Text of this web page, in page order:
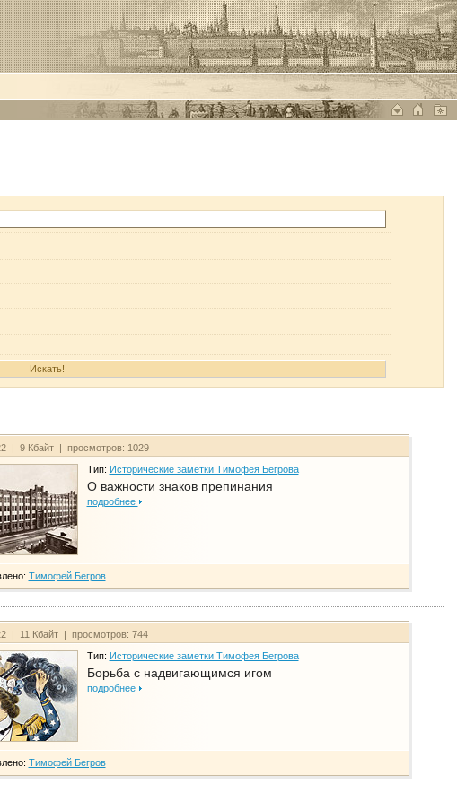
| 9 Кбайт | просмотров: 1029
Тип: Исторические заметки Тимофея Бегрова
О важности знаков препинания
подробнее
Тимофей Бегров
| 11 Кбайт | просмотров: 744
Тип: Исторические заметки Тимофея Бегрова
Борьба с надвигающимся игом
подробнее
Тимофей Бегров